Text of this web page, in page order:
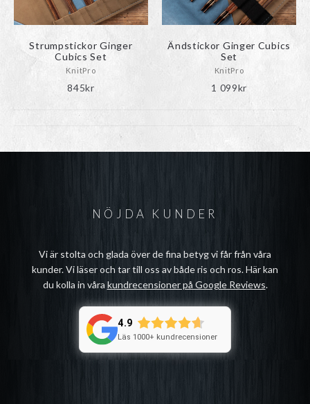
Strumpstickor Ginger
Cubics Set
KnitPro
845kr
väljas
på
produktsidan
Ändstickor Ginger Cubics
Set
KnitPro
1 099kr
väljas
på
NÖJDA KUNDER
Vi är stolta och glada över de fina betyg vi får från våra
kunder. Vi läser och tar till oss av både ris och ros. Här kan
du kolla in våra kundrecensioner på Google Reviews.
4.9
Läs 1000+ kundrecensioner